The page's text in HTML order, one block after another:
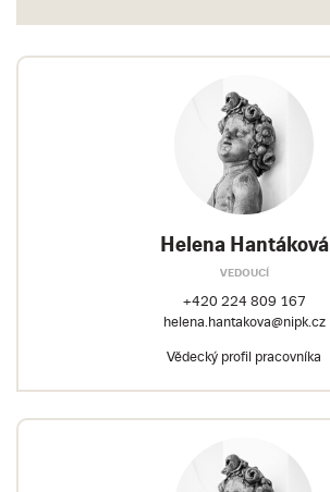
Helena Hantáková
VEDOUCÍ
+420 224 809 167
helena.hantakova@nipk.cz
Vědecký profil pracovníka